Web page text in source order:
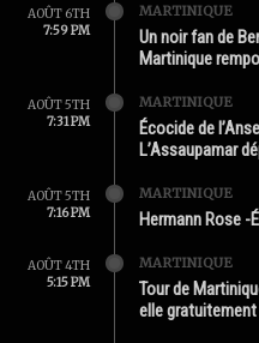
AOÛT 6TH
7:59 PM
MARTINIQUE
Un noir fan de
Martinique
AOÛT 5TH
7:31 PM
MARTINIQUE
Écocide de
L’Assaupamar
AOÛT 5TH
7:16 PM
MARTINIQUE
Hermann Rose -
AOÛT 4TH
5:15 PM
MARTINIQUE
Tour de
elle